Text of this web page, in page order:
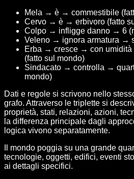
Mela → è → commestibile
Cervo → è → erbivoro (fatto
Colpo → infligge danno → 6
Veleno → ignora armatura →
Erba → cresce → con umidità
(fatto sul mondo)
Sindacato → controlla →
mondo)
Dati e regole si scrivono nello
grafo. Attraverso le triplette si
proprietà, stati, relazioni, azioni,
la differenza principale dagli
logica vivono separatamente.
Il mondo poggia su una grande
tecnologie, oggetti, edifici, eventi
ai dettagli specifici.